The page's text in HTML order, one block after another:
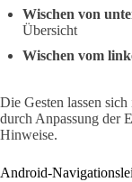
Wischen von
Übersicht
Wischen vom
Die Gesten lassen
durch Anpassung der
Hinweise.
Android-